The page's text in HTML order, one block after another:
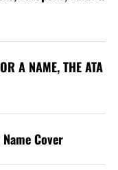
A NAME, THE ATA
Cover